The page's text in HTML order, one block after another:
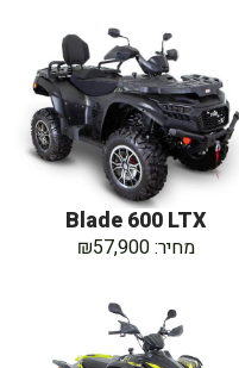
Blade 600 LTX
מחיר: ₪57,900